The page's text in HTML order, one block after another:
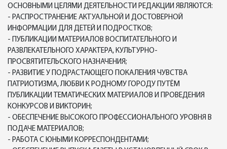
ОСНОВНЫМИ ЦЕЛЯМИ ДЕЯТЕЛЬНОСТИ РЕДАКЦИИ ЯВЛЯЮТСЯ:
- РАСПРОСТРАНЕНИЕ АКТУАЛЬНОЙ И ДОСТОВЕРНОЙ
ИНФОРМАЦИИ ДЛЯ ДЕТЕЙ И ПОДРОСТКОВ;
- ПУБЛИКАЦИИ МАТЕРИАЛОВ ВОСПИТАТЕЛЬНОГО И
РАЗВЛЕКАТЕЛЬНОГО ХАРАКТЕРА, КУЛЬТУРНО-
ПРОСВЯТИТЕЛЬСКОГО НАЗНАЧЕНИЯ;
- РАЗВИТИЕ У ПОДРАСТАЮЩЕГО ПОКАЛЕНИЯ ЧУВСТВА
ПАТРИОТИЗМА, ЛЮБВИ К РОДНОМУ ГОРОДУ ПУТЁМ
ПУБЛИКАЦИИ ТЕМАТИЧЕСКИХ МАТЕРИАЛОВ И ПРОВЕДЕНИЯ
КОНКУРСОВ И ВИКТОРИН;
- ОБЕСПЕЧЕНИЕ ВЫСОКОГО ПРОФЕССИОНАЛЬНОГО УРОВНЯ В
ПОДАЧЕ МАТЕРИАЛОВ;
- РАБОТА С ЮНЫМИ КОРРЕСПОНДЕНТАМИ;